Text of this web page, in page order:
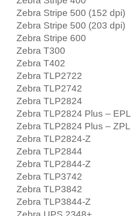
Zebra Stripe 500 (152 dpi)
Zebra Stripe 500 (203 dpi)
Zebra Stripe 600
Zebra T300
Zebra T402
Zebra TLP2722
Zebra TLP2742
Zebra TLP2824
Zebra TLP2824 Plus – EPL
Zebra TLP2824 Plus – ZPL
Zebra TLP2824-Z
Zebra TLP2844
Zebra TLP2844-Z
Zebra TLP3742
Zebra TLP3842
Zebra TLP3844-Z